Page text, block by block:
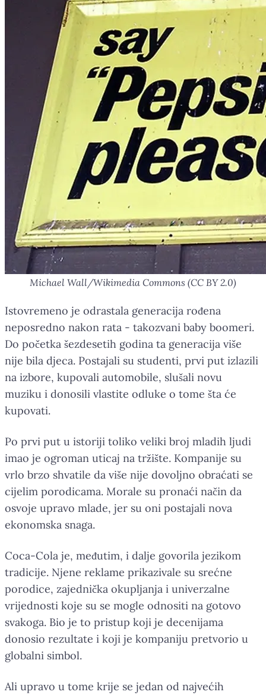
Michael Wall/Wikimedia Commons (CC BY 2.0)
Istovremeno je odrastala generacija rođena
neposredno nakon rata - takozvani baby boomeri.
Do početka šezdesetih godina ta generacija više
nije bila djeca. Postajali su studenti, prvi put izlazili
na izbore, kupovali automobile, slušali novu
muziku i donosili vlastite odluke o tome šta će
kupovati.
Po prvi put u istoriji toliko veliki broj mladih ljudi
imao je ogroman uticaj na tržište. Kompanije su
vrlo brzo shvatile da više nije dovoljno obraćati se
cijelim porodicama. Morale su pronaći način da
osvoje upravo mlade, jer su oni postajali nova
ekonomska snaga.
Coca-Cola je, međutim, i dalje govorila jezikom
tradicije. Njene reklame prikazivale su srećne
porodice, zajednička okupljanja i univerzalne
vrijednosti koje su se mogle odnositi na gotovo
svakoga. Bio je to pristup koji je decenijama
donosio rezultate i koji je kompaniju pretvorio u
globalni simbol.
Ali upravo u tome krije se jedan od najvećih